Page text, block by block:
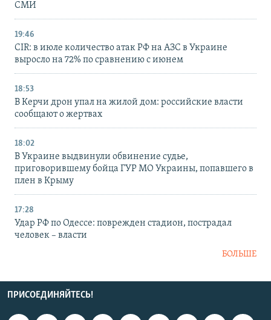
СМИ
19:46
CIR: в июле количество атак РФ на АЗС в Украине
выросло на 72% по сравнению с июнем
18:53
В Керчи дрон упал на жилой дом: российские власти
сообщают о жертвах
18:02
В Украине выдвинули обвинение судье,
приговорившему бойца ГУР МО Украины, попавшего в
плен в Крыму
17:28
Удар РФ по Одессе: поврежден стадион, пострадал
человек – власти
БОЛЬШЕ
ПРИСОЕДИНЯЙТЕСЬ!